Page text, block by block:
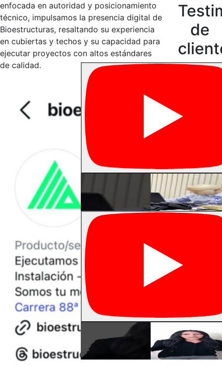
enfocada en autoridad y posicionamiento
técnico, impulsamos la presencia digital de
Bioestructuras, resaltando su experiencia
en cubiertas y techos y su capacidad para
ejecutar proyectos con altos estándares
de calidad.
de